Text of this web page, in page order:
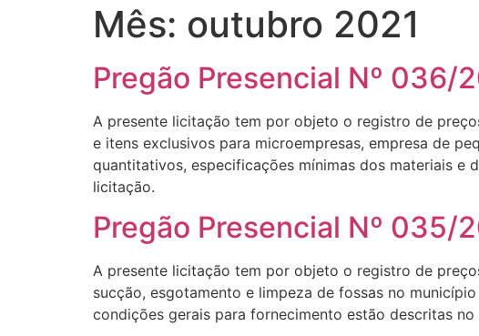
Mês: outubro 2021
Pregão Presencial Nº 036/
A presente licitação tem por objeto o registro de
e itens exclusivos para microempresas, empresa de
quantitativos, especificações mínimas dos materiais e
licitação.
Pregão Presencial Nº 035/
A presente licitação tem por objeto o registro de
sucção, esgotamento e limpeza de fossas no
condições gerais para fornecimento estão descritas